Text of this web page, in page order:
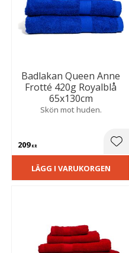
Badlakan Queen Anne
Frotté 420g Royalblå
65x130cm
Skön mot huden.
209KR
LÄGG I VARUKORGEN